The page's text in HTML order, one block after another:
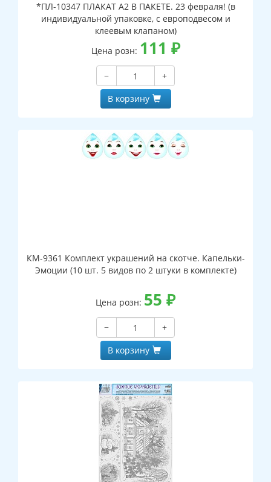
*ПЛ-10347 ПЛАКАТ А2 В ПАКЕТЕ. 23 февраля! (в
индивидуальной упаковке, с европодвесом и
клеевым клапаном)
Цена розн: 111 ₽
−
+
В корзину
КМ-9361 Комплект украшений на скотче. Капельки-
Эмоции (10 шт. 5 видов по 2 штуки в комплекте)
Цена розн: 55 ₽
−
+
В корзину